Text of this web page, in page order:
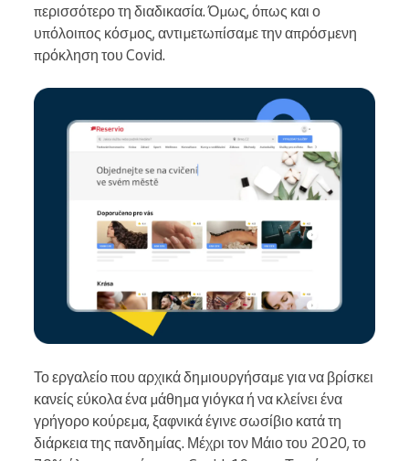
περισσότερο τη διαδικασία. Όμως, όπως και ο
υπόλοιπος κόσμος, αντιμετωπίσαμε την απρόσμενη
πρόκληση του Covid.
Το εργαλείο που αρχικά δημιουργήσαμε για να βρίσκει
κανείς εύκολα ένα μάθημα γιόγκα ή να κλείνει ένα
γρήγορο κούρεμα, ξαφνικά έγινε σωσίβιο κατά τη
διάρκεια της πανδημίας. Μέχρι τον Μάιο του 2020, το